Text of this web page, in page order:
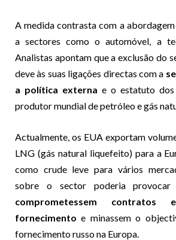
A medida contrasta com a
a sectores como o automóvel, a
Analistas apontam que a exclusão do
deve às suas ligações directas com a
a política externa e o estatuto
produtor mundial de petróleo e gás
Actualmente, os EUA exportam
LNG (gás natural liquefeito) para a
como crude leve para vários
sobre o sector poderia provocar
comprometessem contratos
fornecimento e minassem o
fornecimento russo na Europa.